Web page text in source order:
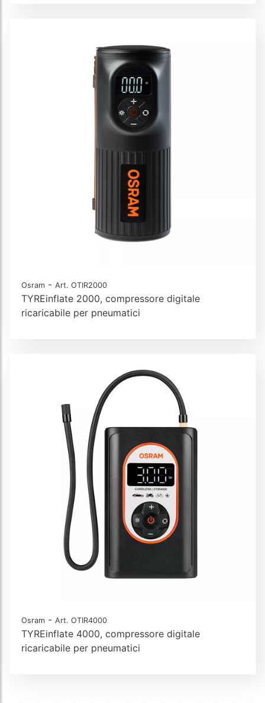
Osram - Art. OTIR2000
TYREinflate 2000, compressore digitale
ricaricabile per pneumatici
Osram - Art. OTIR4000
TYREinflate 4000, compressore digitale
ricaricabile per pneumatici